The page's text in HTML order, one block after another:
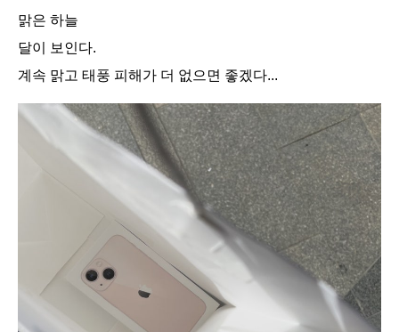
맑은 하늘
달이 보인다.
계속 맑고 태풍 피해가 더 없으면 좋겠다...